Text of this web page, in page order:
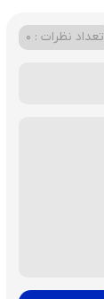
تعداد نظرات : 0